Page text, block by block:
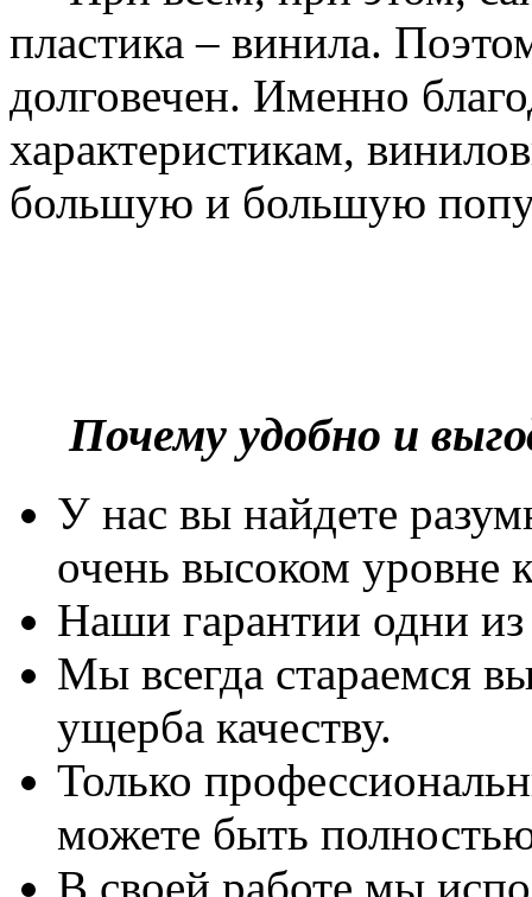
пластика – винила.
долговечен. Именно
характеристикам,
большую и большую
Почему удобно и
У нас вы найдете
очень высоком уровне
Наши гарантии одни
Мы всегда стараемся
ущерба качеству.
Только
можете быть
В своей работе мы